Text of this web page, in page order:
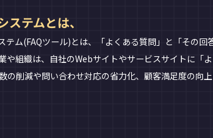
ステムとは、
テム(FAQツール)とは、「よくある質問」と「その
や組織は、自社のWebサイトやサービスサイトに「
の削減や問い合わせ対応の省力化、顧客満足度の向上